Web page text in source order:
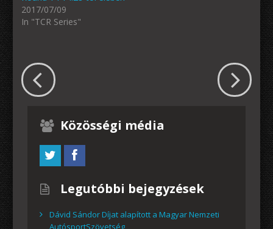
2017/07/09
In "TCR Series"
Közösségi média
Legutóbbi bejegyzések
Dávid Sándor Díjat alapított a Magyar Nemzeti
AutósportSzövetség